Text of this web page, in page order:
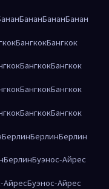
БананБананБанан
БангкокБангкок
БангкокБангкок
БангкокБангкок
БангкокБангкок
БерлинБерлинБерлин
БерлинБуэнос-Айрес
АйресБуэнос-Айрес